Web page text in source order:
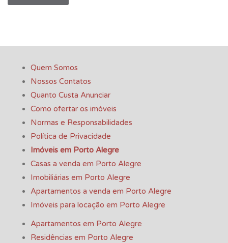
Quem Somos
Nossos Contatos
Quanto Custa Anunciar
Como ofertar os imóveis
Normas e Responsabilidades
Política de Privacidade
Imóveis em Porto Alegre
Casas a venda em Porto Alegre
Imobiliárias em Porto Alegre
Apartamentos a venda em Porto Alegre
Imóveis para locação em Porto Alegre
Apartamentos em Porto Alegre
Residências em Porto Alegre